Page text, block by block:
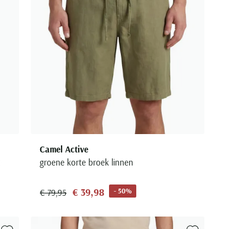
Camel Active
groene korte broek linnen
€ 79,95 € 39,98 - 50%